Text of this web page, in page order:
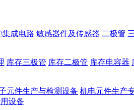
集成电路 敏感器件及传感器 二极管
库存三极管 库存二极管 库存电容器
元件生产与检测设备 机电元件生产
设备